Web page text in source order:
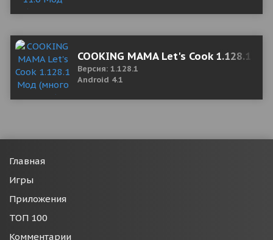
COOKING MAMA Let's Cook 1.128.1
Версия: 1.128.1
Android 4.1
Главная
Игры
Приложения
ТОП 100
Комментарии